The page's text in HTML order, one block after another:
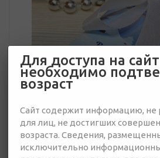
Для доступа на сайт
необходимо
возраст
Сайт содержит информацию,
для лиц, не достигших
возраста. Сведения,
исключительно